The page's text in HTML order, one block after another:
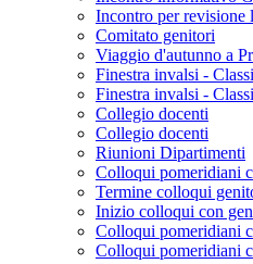
Incontro per revisione
Comitato genitori
Viaggio d'autunno a
Finestra invalsi -
Finestra invalsi -
Collegio docenti
Collegio docenti
Riunioni Dipartimenti
Colloqui pomeridiani
Termine colloqui
Inizio colloqui con
Colloqui pomeridiani
Colloqui pomeridiani